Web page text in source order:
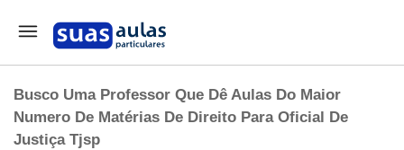
Busco Uma Professor Que Dê Aulas Do Maior
Numero De Matérias De Direito Para Oficial De
Justiça Tjsp